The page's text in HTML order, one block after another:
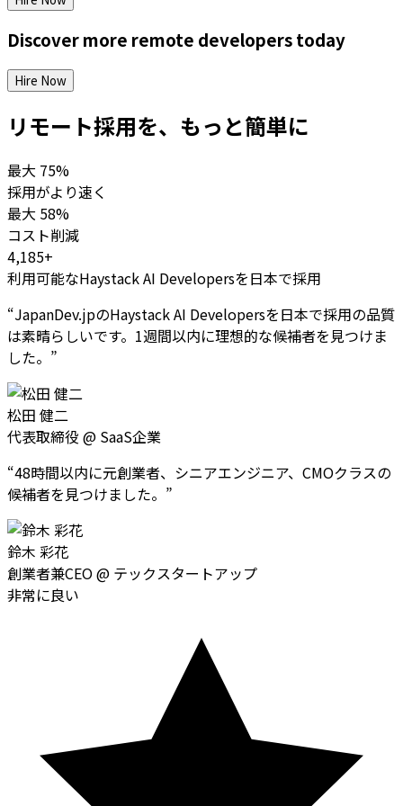
Discover more remote developerstoday
Hire Now
リモート採用を、もっと簡単に
最大 75%
採用がより速く
最大 58%
コスト削減
4,185+
利用可能なHaystack AI Developersを日本で採用
“JapanDev.jpのHaystack AI Developersを日本で採用の品質
は素晴らしいです。1週間以内に理想的な候補者を見つけま
した。 ”
松田 健二
代表取締役 @ SaaS企業
“48時間以内に元創業者、シニアエンジニア、CMOクラスの
候補者を見つけました。 ”
鈴木 彩花
創業者兼CEO@ テックスタートアップ
非常に良い